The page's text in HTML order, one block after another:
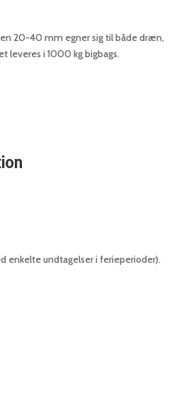
20-40 mm egner sig til både dræn,
leveres i 1000 kg bigbags.
enkelte undtagelser i ferieperioder).